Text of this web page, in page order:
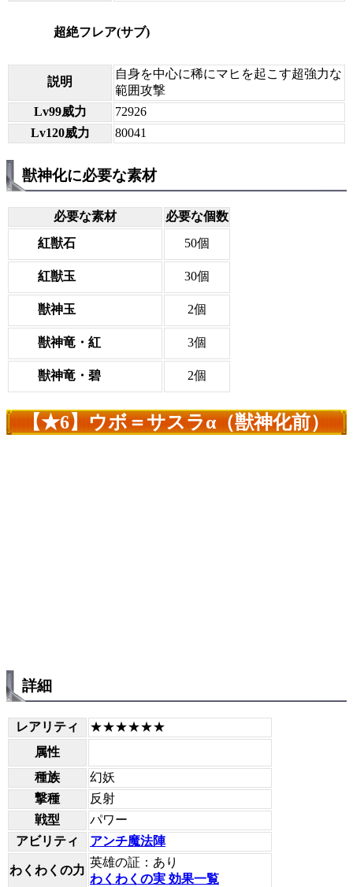
超絶フレア(サブ)
説明
自身を中心に稀にマヒを起こす超強力な
範囲攻撃
Lv99威力
72926
Lv120威力
80041
獣神化に必要な素材
必要な素材
必要な個数
紅獣石
50個
紅獣玉 30個
獣神玉 2個
獣神竜・紅 3個
獣神竜・碧 2個
【★6】ウボ＝サスラα（獣神化前）
詳細
レアリティ
★★★★★★
属性
種族
幻妖
撃種
反射
戦型
パワー
アビリティ
アンチ魔法陣
わくわくの力
英雄の証：あり
わくわくの実 効果一覧